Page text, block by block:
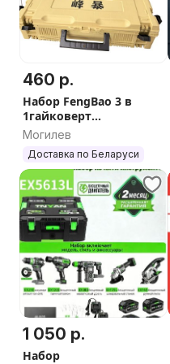
460 р.
Набор FengBao 3 в
1гайковерт
,шуруповерт ,ушм ,6.0
Могилев
Доставка по Беларуси
1 050 р.
Набор